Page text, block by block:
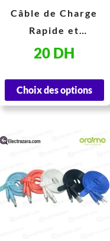
Câble de Charge
Rapide et
Synchronisation des
20 DH
Choix des options
être
choisies
la
page
du
produit
a
plusieurs
variations.